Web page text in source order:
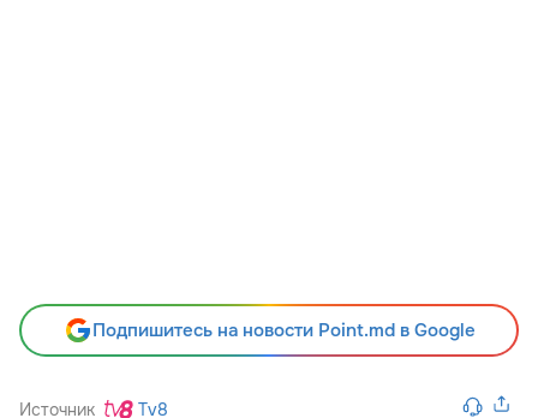
Подпишитесь на новости Point.md в Google
Источник Tv8